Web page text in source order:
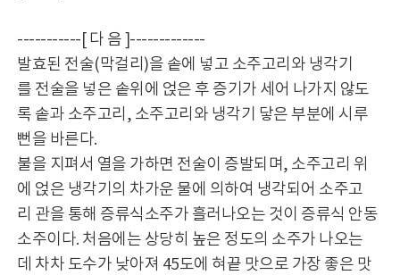
-----------[ 다 음 ]-------------
발효된 전술(막걸리)을 솥에 넣고 소주고리와 냉각기
를 전술을 넣은 솥위에 얹은 후 증기가 세어 나가지 않도
록 솥과 소주고리, 소주고리와 냉각기 닿은 부분에 시루
뻔을 바른다.
불을 지펴서 열을 가하면 전술이 증발되며, 소주고리 위
에 얹은 냉각기의 차가운 물에 의하여 냉각되어 소주고
리 관을 통해 증류식소주가 흘러나오는 것이 증류식 안동
소주이다. 처음에는 상당히 높은 정도의 소주가 나오는
데 차차 도수가 낮아져 45도에 혀끝 맛으로 가장 좋은 맛